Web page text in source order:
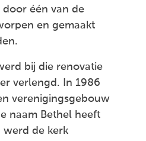
door één van de
en gemaakt
bij die renovatie
verlengd. In 1986
verenigingsgebouw
naam Bethel heeft
werd de kerk